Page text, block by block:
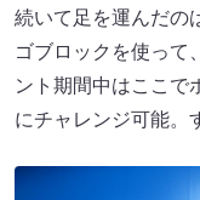
続いて足を運んだの
ゴブロックを使って
ント期間中はここで
にチャレンジ可能。